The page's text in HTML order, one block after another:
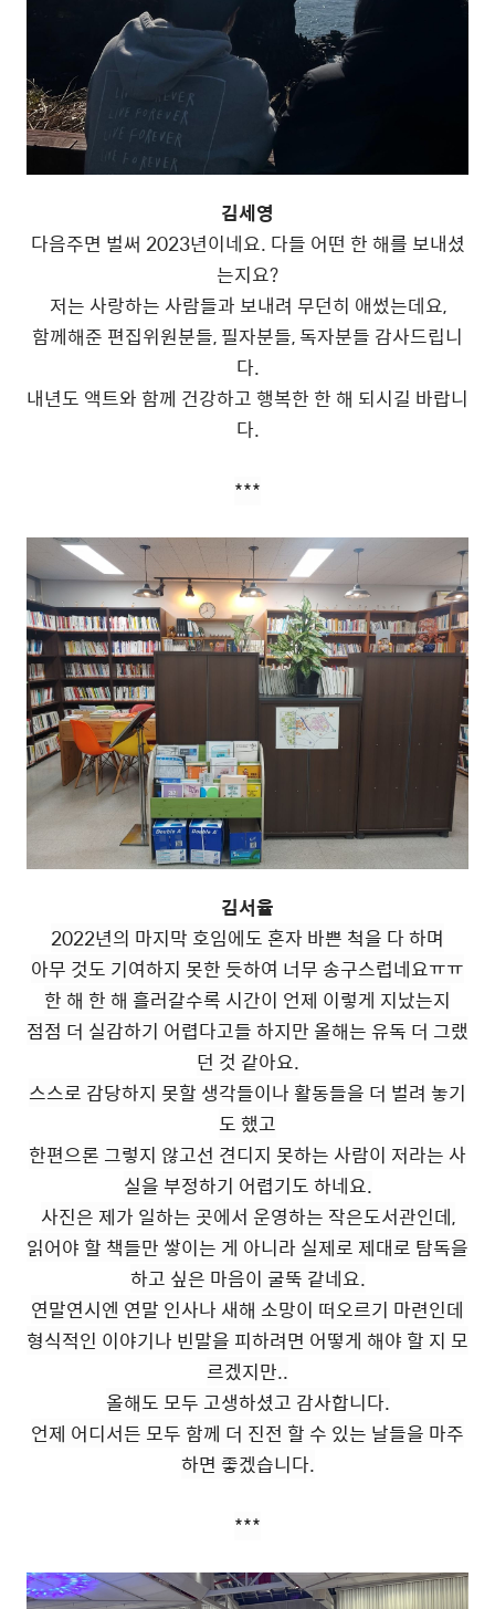
김세영
다음주면 벌써 2023년이네요. 다들 어떤 한 해를 보내셨
는지요?
저는 사랑하는 사람들과 보내려 무던히 애썼는데요,
함께해준 편집위원분들, 필자분들, 독자분들 감사드립니
다.
내년도 액트와 함께 건강하고 행복한 한 해 되시길 바랍니
다.
***
김서율
2022년의 마지막 호임에도 혼자 바쁜 척을 다 하며
아무 것도 기여하지 못한 듯하여 너무 송구스럽네요ㅠㅠ
한 해 한 해 흘러갈수록 시간이 언제 이렇게 지났는지
점점 더 실감하기 어렵다고들 하지만 올해는 유독 더 그랬
던 것 같아요.
스스로 감당하지 못할 생각들이나 활동들을 더 벌려 놓기
도 했고
한편으론 그렇지 않고선 견디지 못하는 사람이 저라는 사
실을 부정하기 어렵기도 하네요.
사진은 제가 일하는 곳에서 운영하는 작은도서관인데,
읽어야 할 책들만 쌓이는 게 아니라 실제로 제대로 탐독을
하고 싶은 마음이 굴뚝 같네요.
연말연시엔 연말 인사나 새해 소망이 떠오르기 마련인데
형식적인 이야기나 빈말을 피하려면 어떻게 해야 할 지 모
르겠지만..
올해도 모두 고생하셨고 감사합니다.
언제 어디서든 모두 함께 더 진전 할 수 있는 날들을 마주
하면 좋겠습니다.
***